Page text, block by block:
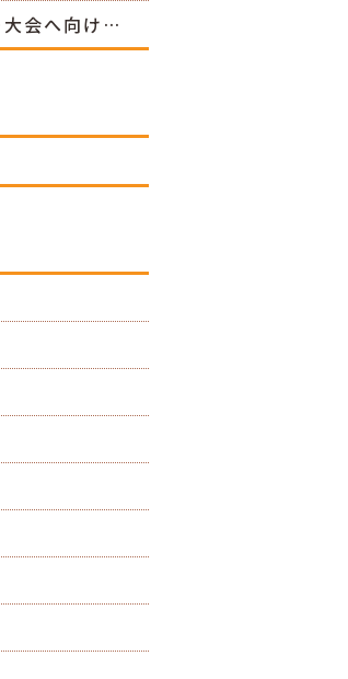
大会へ向け…